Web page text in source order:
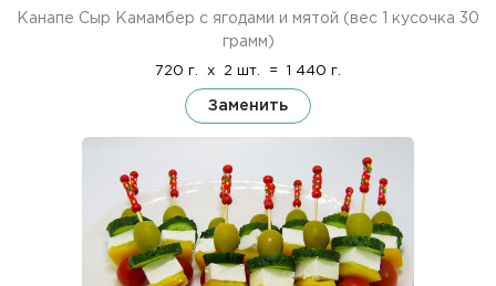
Канапе Сыр Камамбер с ягодами и мятой (вес 1 кусочка 30
грамм)
720 г. x 2 шт. = 1 440 г.
Заменить